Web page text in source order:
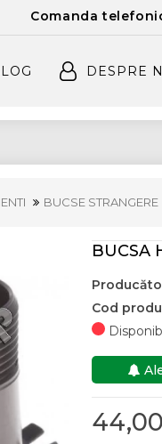
Comanda
DESPRE
BUCSE STRANGERE
BUCSA
Cod